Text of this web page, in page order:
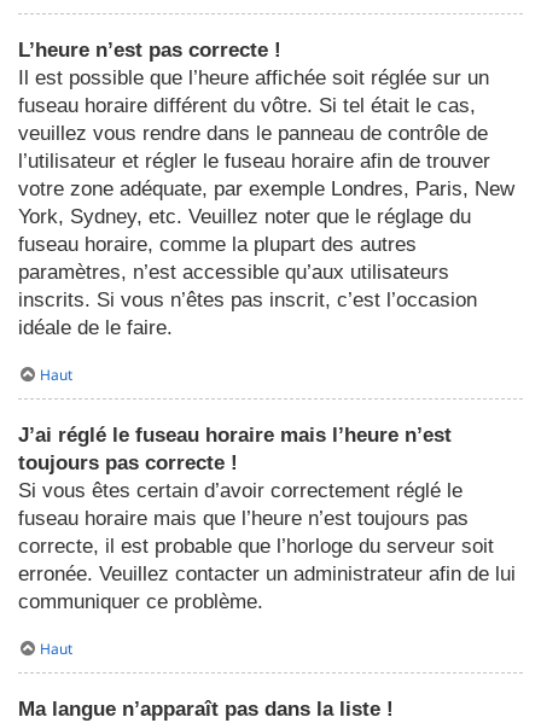
L’heure n’est pas correcte !
Il est possible que l’heure affichée soit réglée sur un
fuseau horaire différent du vôtre. Si tel était le cas,
veuillez vous rendre dans le panneau de contrôle de
l’utilisateur et régler le fuseau horaire afin de trouver
votre zone adéquate, par exemple Londres, Paris, New
York, Sydney, etc. Veuillez noter que le réglage du
fuseau horaire, comme la plupart des autres
paramètres, n’est accessible qu’aux utilisateurs
inscrits. Si vous n’êtes pas inscrit, c’est l’occasion
idéale de le faire.
Haut
J’ai réglé le fuseau horaire mais l’heure n’est
toujours pas correcte !
Si vous êtes certain d’avoir correctement réglé le
fuseau horaire mais que l’heure n’est toujours pas
correcte, il est probable que l’horloge du serveur soit
erronée. Veuillez contacter un administrateur afin de lui
communiquer ce problème.
Haut
Ma langue n’apparaît pas dans la liste !